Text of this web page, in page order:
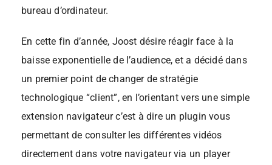
bureau d’ordinateur.
En cette fin d’année, Joost désire réagir face à la
baisse exponentielle de l’audience, et a décidé dans
un premier point de changer de stratégie
technologique “client”, en l’orientant vers une simple
extension navigateur c’est à dire un plugin vous
permettant de consulter les différentes vidéos
directement dans votre navigateur via un player